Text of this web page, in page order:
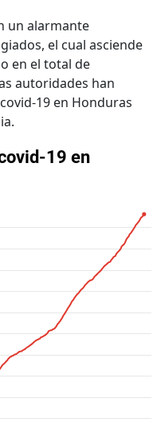
un alarmante
el cual asciende
en el total de
autoridades han
19 en Honduras